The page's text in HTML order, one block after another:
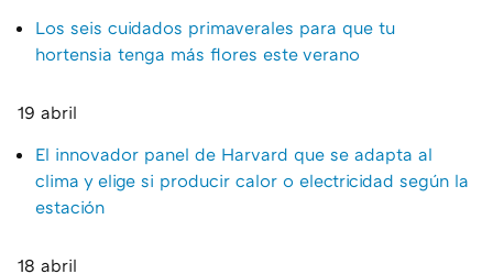
Los seis cuidados primaverales para que tu
hortensia tenga más flores este verano
19 abril
El innovador panel de Harvard que se adapta al
clima y elige si producir calor o electricidad según la
estación
18 abril